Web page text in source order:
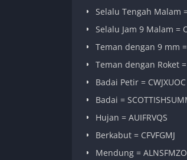
Selalu Tengah Malam =
Selalu Jam 9 Malam =
Teman dengan 9 mm =
Teman dengan Roket =
Badai Petir = CWJXUOC
Badai =
Hujan = AUIFRVQS
Berkabut = CFVFGMJ
Mendung = ALNSFMZO